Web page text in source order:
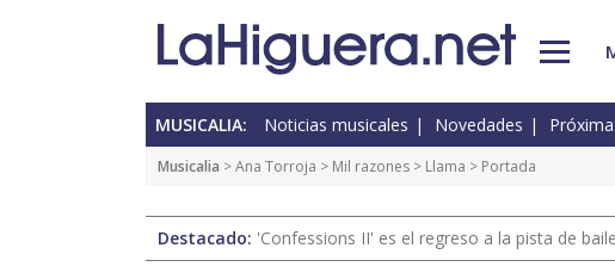
MUSICALIA: Noticias musicales Novedades
Musicalia >Ana Torroja > Mil razones > Llama > Portada
Destacado: 'Confessions II' es el regreso a la pista de